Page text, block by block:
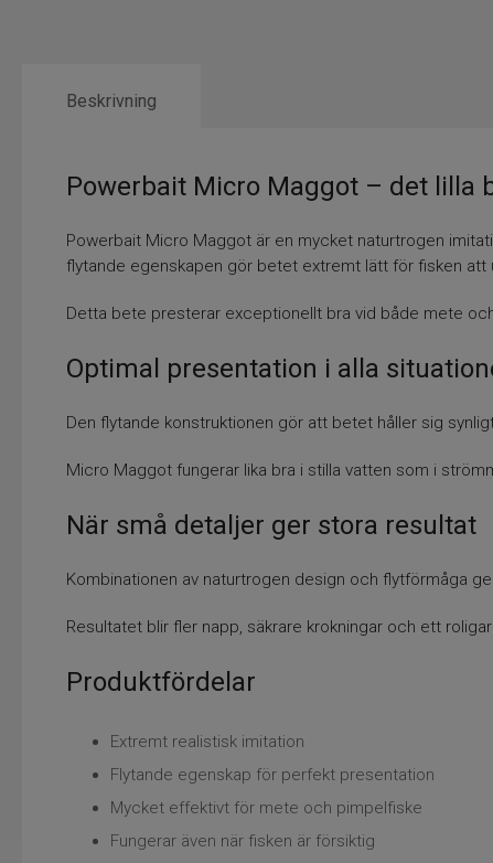
Beskrivning
Powerbait Micro Maggot – det
Powerbait Micro Maggot är en mycket naturtrogen
flytande egenskapen gör betet extremt lätt för fisken att
Detta bete presterar exceptionellt bra vid både mete
Optimal presentation i alla
Den flytande konstruktionen gör att betet håller sig
Micro Maggot fungerar lika bra i stilla vatten som i
När små detaljer ger stora resultat
Kombinationen av naturtrogen design och flytförmåga
Resultatet blir fler napp, säkrare krokningar och ett
Produktfördelar
Extremt realistisk imitation
Flytande egenskap för perfekt presentation
Mycket effektivt för mete och pimpelfiske
Fungerar även när fisken är försiktig